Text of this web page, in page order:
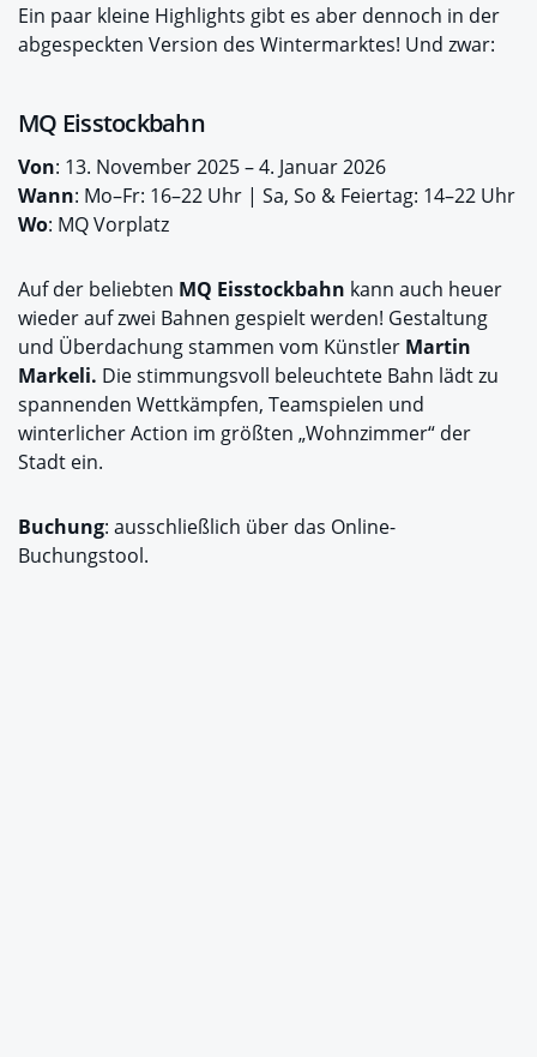
Ein paar kleine Highlights gibt es aber dennoch in der
abgespeckten Version des Wintermarktes! Und zwar:
MQ Eisstockbahn
Von: 13. November 2025 – 4. Januar 2026
Wann: Mo–Fr: 16–22 Uhr | Sa, So & Feiertag: 14–22 Uhr
Wo: MQ Vorplatz
Auf der beliebten MQ Eisstockbahn kann auch heuer
wieder auf zwei Bahnen gespielt werden! Gestaltung
und Überdachung stammen vom Künstler Martin
Markeli. Die stimmungsvoll beleuchtete Bahn lädt zu
spannenden Wettkämpfen, Teamspielen und
winterlicher Action im größten „Wohnzimmer“ der
Stadt ein.
Buchung: ausschließlich über das Online-
Buchungstool.